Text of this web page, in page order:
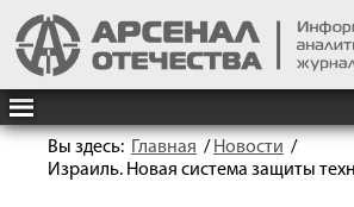
Вы здесь: Главная / Новости /
Израиль. Новая система защиты